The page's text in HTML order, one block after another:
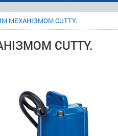
МЕХАНІЗМОМ CUTTY.
CUTTY.